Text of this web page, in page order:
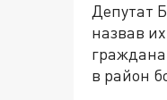
Депутат
назвав
в район